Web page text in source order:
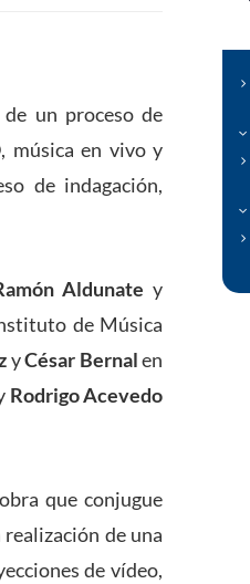
un proceso de
música en vivo y
de indagación,
Aldunate y
de Música
yCésar Bernalen
Rodrigo Acevedo
que conjugue
de una
de vídeo,